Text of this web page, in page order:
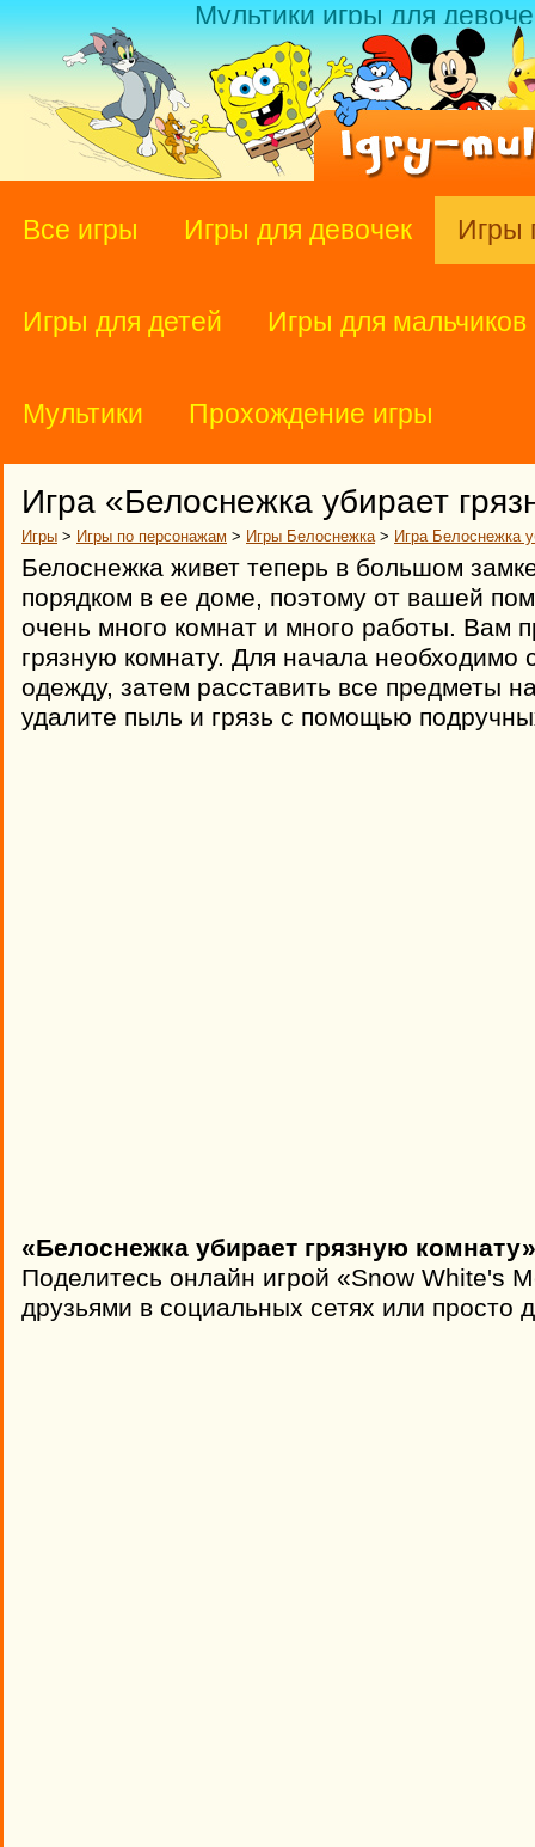
Мультики игры для
Все игры Игры для девочек Игры
Игры для детей Игры для мальчиков
Мультики Прохождение игры
Игра «Белоснежка убирает
Игры > Игры по персонажам > Игры Белоснежка> Игра Белоснежка
Белоснежка живет теперь в большом
порядком в ее доме, поэтому от вашей
очень много комнат и много работы. Вам
грязную комнату. Для начала необходимо
одежду, затем расставить все предметы
удалите пыль и грязь с помощью
«Белоснежка убирает грязную
Поделитесь онлайн игрой «Snow White's
друзьями в социальных сетях или просто